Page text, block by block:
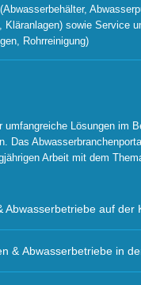
Kläranlagen) sowie Service
Rohrreinigung)
umfangreiche Lösungen im
Das
Arbeit mit dem
Abwasserbetriebe auf der
& Abwasserbetriebe in